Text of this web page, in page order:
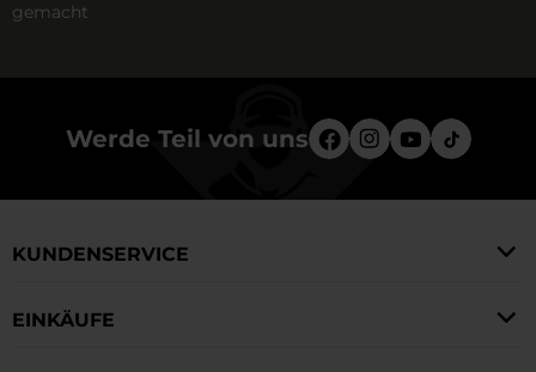
gemacht
Werde Teil von uns
KUNDENSERVICE
EINKÄUFE